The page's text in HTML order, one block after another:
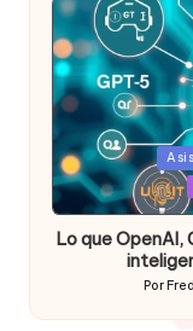
Posted
in
Lo que OpenAI,
por
Por